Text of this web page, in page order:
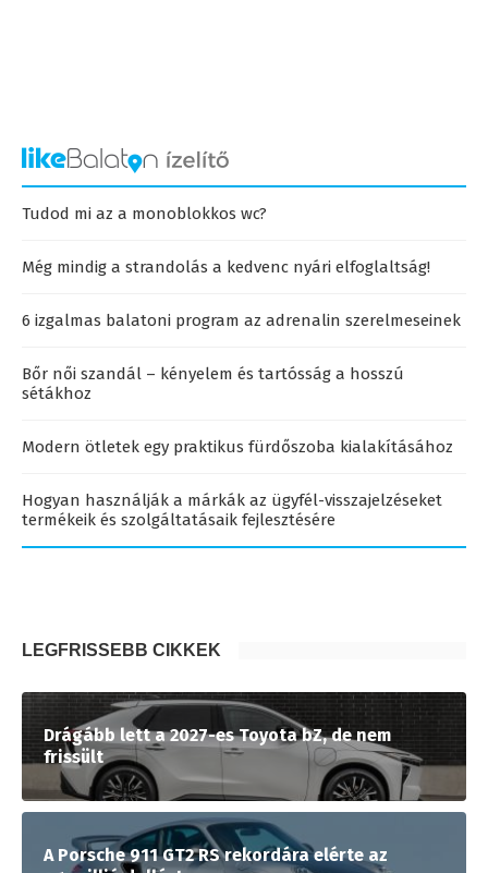
Tudod mi az a monoblokkos wc?
Még mindig a strandolás a kedvenc nyári elfoglaltság!
6 izgalmas balatoni program az adrenalin szerelmeseinek
Bőr női szandál – kényelem és tartósság a hosszú
sétákhoz
Modern ötletek egy praktikus fürdőszoba kialakításához
Hogyan használják a márkák az ügyfél-visszajelzéseket
termékeik és szolgáltatásaik fejlesztésére
LEGFRISSEBB CIKKEK
Drágább lett a 2027-es Toyota bZ, de nem
frissült
A Porsche 911 GT2 RS rekordára elérte az